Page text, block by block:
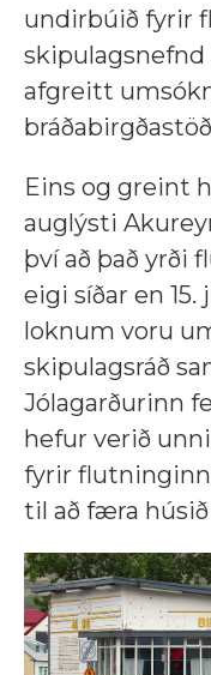
undirbúið fyrir
afgreitt
Eins og greint
auglýsti
því að það
eigi síðar en
loknum voru
skipulagsráð
Jólagarðurinn
hefur verið
fyrir
til að færa